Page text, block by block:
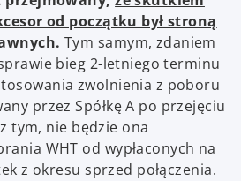
od początku był stroną
.Tym samym, zdaniem
bieg 2-letniego terminu
zwolnienia z poboru
przez Spółkę A po przejęciu
tym, nie będzie ona
WHT od wypłaconych na
z okresu sprzed połączenia.